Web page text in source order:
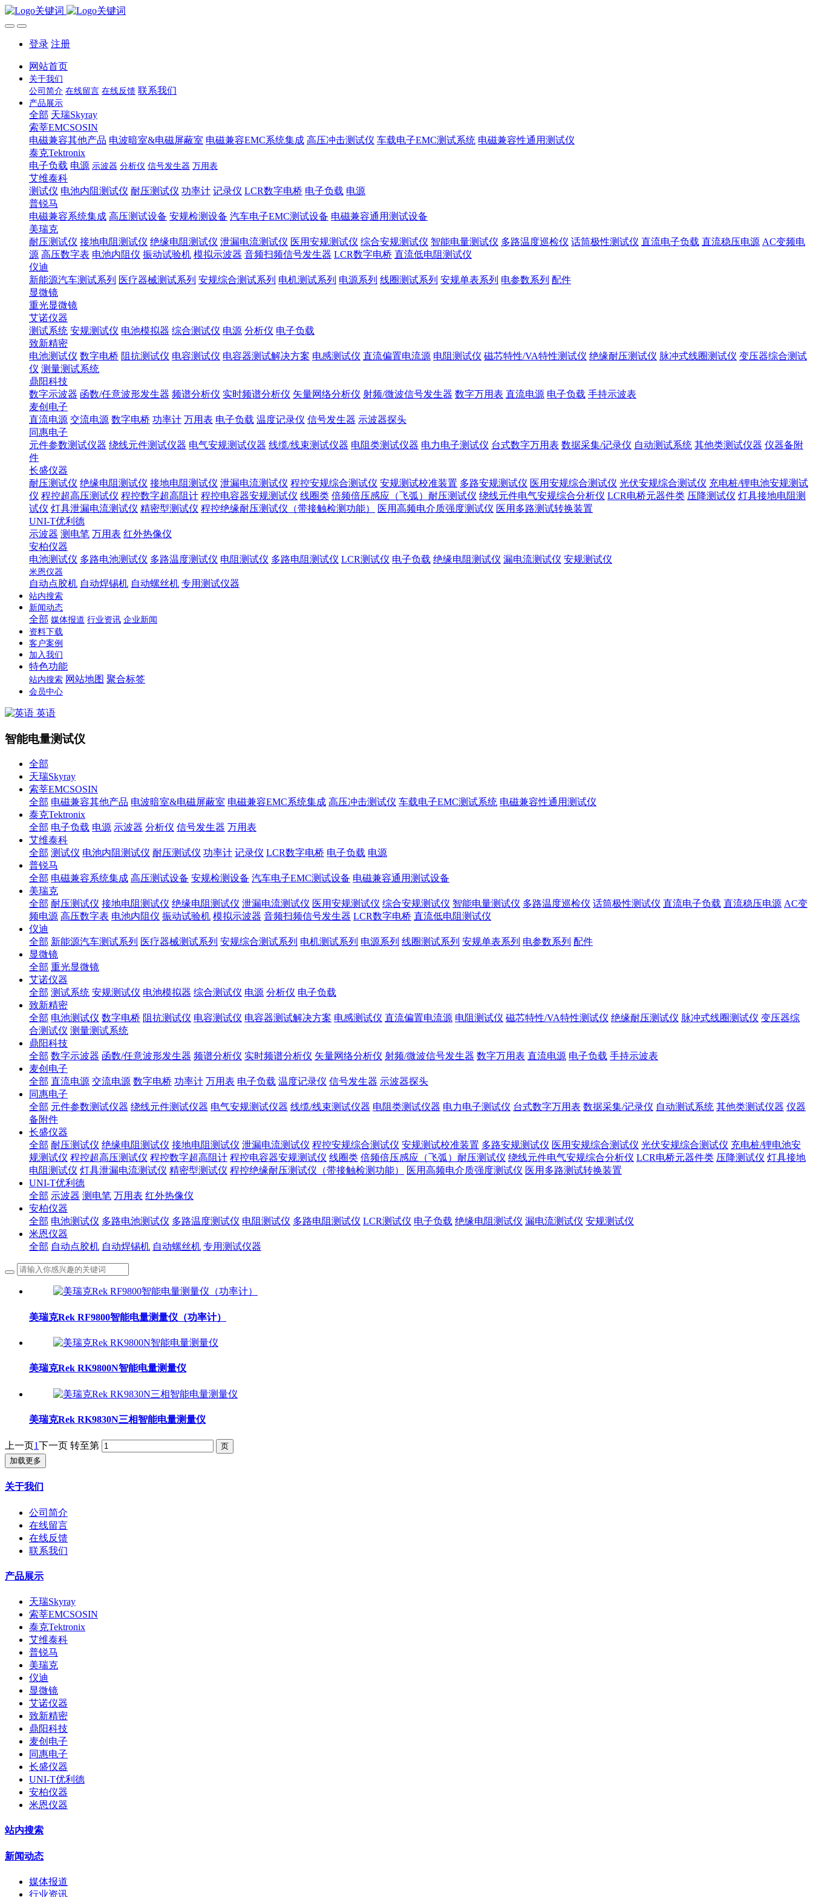
登录 注册
网站首页
关于我们
公司简介 在线留言 在线反馈 联系我们
产品展示
全部 天瑞Skyray
索莘EMCSOSIN
电磁兼容其他产品 电波暗室&电磁屏蔽室 电磁兼容EMC系统集成 高压冲击测试仪 车载电子EMC测试系统 电磁兼容性通用测试仪
泰克Tektronix
电子负载 电源 示波器 分析仪 信号发生器 万用表
艾维泰科
测试仪 电池内阻测试仪 耐压测试仪 功率计 记录仪 LCR数字电桥 电子负载 电源
普锐马
电磁兼容系统集成 高压测试设备 安规检测设备 汽车电子EMC测试设备 电磁兼容通用测试设备
美瑞克
耐压测试仪 接地电阻测试仪 绝缘电阻测试仪 泄漏电流测试仪 医用安规测试仪 综合安规测试仪 智能电量测试仪 多路温度巡检仪 话筒极性测试仪 直流电子负载 直流稳压电源 AC变频电
源 高压数字表 电池内阻仪 振动试验机 模拟示波器 音频扫频信号发生器 LCR数字电桥 直流低电阻测试仪
仪迪
新能源汽车测试系列 医疗器械测试系列 安规综合测试系列 电机测试系列 电源系列 线圈测试系列 安规单表系列 电参数系列 配件
显微镜
重光显微镜
艾诺仪器
测试系统 安规测试仪 电池模拟器 综合测试仪 电源 分析仪 电子负载
致新精密
电池测试仪 数字电桥 阻抗测试仪 电容测试仪 电容器测试解决方案 电感测试仪 直流偏置电流源 电阻测试仪 磁芯特性/VA特性测试仪 绝缘耐压测试仪 脉冲式线圈测试仪 变压器综合测试
仪 测量测试系统
鼎阳科技
数字示波器 函数/任意波形发生器 频谱分析仪 实时频谱分析仪 矢量网络分析仪 射频/微波信号发生器 数字万用表 直流电源 电子负载 手持示波表
麦创电子
直流电源 交流电源 数字电桥 功率计 万用表 电子负载 温度记录仪 信号发生器 示波器探头
同惠电子
元件参数测试仪器 绕线元件测试仪器 电气安规测试仪器 线缆/线束测试仪器 电阻类测试仪器 电力电子测试仪 台式数字万用表 数据采集/记录仪 自动测试系统 其他类测试仪器 仪器备附
件
长盛仪器
耐压测试仪 绝缘电阻测试仪 接地电阻测试仪 泄漏电流测试仪 程控安规综合测试仪 安规测试校准装置 多路安规测试仪 医用安规综合测试仪 光伏安规综合测试仪 充电桩/锂电池安规测试
仪 程控超高压测试仪 程控数字超高阻计 程控电容器安规测试仪 线圈类 倍频倍压感应（飞弧）耐压测试仪 绕线元件电气安规综合分析仪 LCR电桥元器件类 压降测试仪 灯具接地电阻测
试仪 灯具泄漏电流测试仪 精密型测试仪 程控绝缘耐压测试仪（带接触检测功能） 医用高频电介质强度测试仪 医用多路测试转换装置
UNI-T优利德
示波器 测电笔 万用表 红外热像仪
安柏仪器
电池测试仪 多路电池测试仪 多路温度测试仪 电阻测试仪 多路电阻测试仪 LCR测试仪 电子负载 绝缘电阻测试仪 漏电流测试仪 安规测试仪
米恩仪器
自动点胶机 自动焊锡机 自动螺丝机 专用测试仪器
站内搜索
新闻动态
全部 媒体报道 行业资讯 企业新闻
资料下载
客户案例
加入我们
特色功能
站内搜索 网站地图 聚合标签
会员中心
英语
智能电量测试仪
全部
天瑞Skyray
索莘EMCSOSIN
全部 电磁兼容其他产品 电波暗室&电磁屏蔽室 电磁兼容EMC系统集成 高压冲击测试仪 车载电子EMC测试系统 电磁兼容性通用测试仪
泰克Tektronix
全部 电子负载 电源 示波器 分析仪 信号发生器 万用表
艾维泰科
全部 测试仪 电池内阻测试仪 耐压测试仪 功率计 记录仪 LCR数字电桥 电子负载 电源
普锐马
全部 电磁兼容系统集成 高压测试设备 安规检测设备 汽车电子EMC测试设备 电磁兼容通用测试设备
美瑞克
全部 耐压测试仪 接地电阻测试仪 绝缘电阻测试仪 泄漏电流测试仪 医用安规测试仪 综合安规测试仪 智能电量测试仪 多路温度巡检仪 话筒极性测试仪 直流电子负载 直流稳压电源 AC变
频电源 高压数字表 电池内阻仪 振动试验机 模拟示波器 音频扫频信号发生器 LCR数字电桥 直流低电阻测试仪
仪迪
全部 新能源汽车测试系列 医疗器械测试系列 安规综合测试系列 电机测试系列 电源系列 线圈测试系列 安规单表系列 电参数系列 配件
显微镜
全部 重光显微镜
艾诺仪器
全部 测试系统 安规测试仪 电池模拟器 综合测试仪 电源 分析仪 电子负载
致新精密
全部 电池测试仪 数字电桥 阻抗测试仪 电容测试仪 电容器测试解决方案 电感测试仪 直流偏置电流源 电阻测试仪 磁芯特性/VA特性测试仪 绝缘耐压测试仪 脉冲式线圈测试仪 变压器综
合测试仪 测量测试系统
鼎阳科技
全部 数字示波器 函数/任意波形发生器 频谱分析仪 实时频谱分析仪 矢量网络分析仪 射频/微波信号发生器 数字万用表 直流电源 电子负载 手持示波表
麦创电子
全部 直流电源 交流电源 数字电桥 功率计 万用表 电子负载 温度记录仪 信号发生器 示波器探头
同惠电子
全部 元件参数测试仪器 绕线元件测试仪器 电气安规测试仪器 线缆/线束测试仪器 电阻类测试仪器 电力电子测试仪 台式数字万用表 数据采集/记录仪 自动测试系统 其他类测试仪器 仪器
备附件
长盛仪器
全部 耐压测试仪 绝缘电阻测试仪 接地电阻测试仪 泄漏电流测试仪 程控安规综合测试仪 安规测试校准装置 多路安规测试仪 医用安规综合测试仪 光伏安规综合测试仪 充电桩/锂电池安
规测试仪 程控超高压测试仪 程控数字超高阻计 程控电容器安规测试仪 线圈类 倍频倍压感应（飞弧）耐压测试仪 绕线元件电气安规综合分析仪 LCR电桥元器件类 压降测试仪 灯具接地
电阻测试仪 灯具泄漏电流测试仪 精密型测试仪 程控绝缘耐压测试仪（带接触检测功能） 医用高频电介质强度测试仪 医用多路测试转换装置
UNI-T优利德
全部 示波器 测电笔 万用表 红外热像仪
安柏仪器
全部 电池测试仪 多路电池测试仪 多路温度测试仪 电阻测试仪 多路电阻测试仪 LCR测试仪 电子负载 绝缘电阻测试仪 漏电流测试仪 安规测试仪
米恩仪器
全部 自动点胶机 自动焊锡机 自动螺丝机 专用测试仪器
美瑞克Rek RF9800智能电量测量仪（功率计）
美瑞克Rek RK9800N智能电量测量仪
美瑞克Rek RK9830N三相智能电量测量仪
上一页1下一页 转至第
加载更多
关于我们
公司简介
在线留言
在线反馈
联系我们
产品展示
天瑞Skyray
索莘EMCSOSIN
泰克Tektronix
艾维泰科
普锐马
美瑞克
仪迪
显微镜
艾诺仪器
致新精密
鼎阳科技
麦创电子
同惠电子
长盛仪器
UNI-T优利德
安柏仪器
米恩仪器
站内搜索
新闻动态
媒体报道
行业资讯